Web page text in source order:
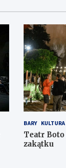
BARY KULTURA
Teatr
zakątku